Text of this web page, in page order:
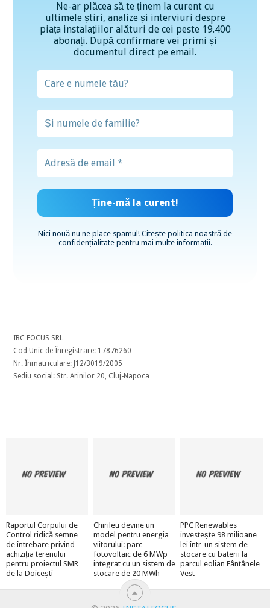
Ne-ar plăcea să te ținem la curent cu
ultimele știri, analize și interviuri despre
piața instalațiilor alături de cei peste 19.400
abonați. După confirmare vei primi și
documentul direct pe email.
Nici nouă nu ne place spamul! Citește politica noastră de
confidențialitatepentru mai multe informații.
IBC FOCUS SRL
Cod Unic de Înregistrare: 17876260
Nr. Înmatriculare: J12/3019/2005
Sediu social: Str. Arinilor 20, Cluj-Napoca
Raportul Corpului de
Control ridică semne
de întrebare privind
achiziția terenului
pentru proiectul SMR
de la Doicești
Chirileu devine un
model pentru energia
viitorului: parc
fotovoltaic de 6 MWp
integrat cu un sistem de
stocare de 20 MWh
PPC Renewables
investește 98 milioane
lei într-un sistem de
stocare cu baterii la
parcul eolian Fântânele
Vest